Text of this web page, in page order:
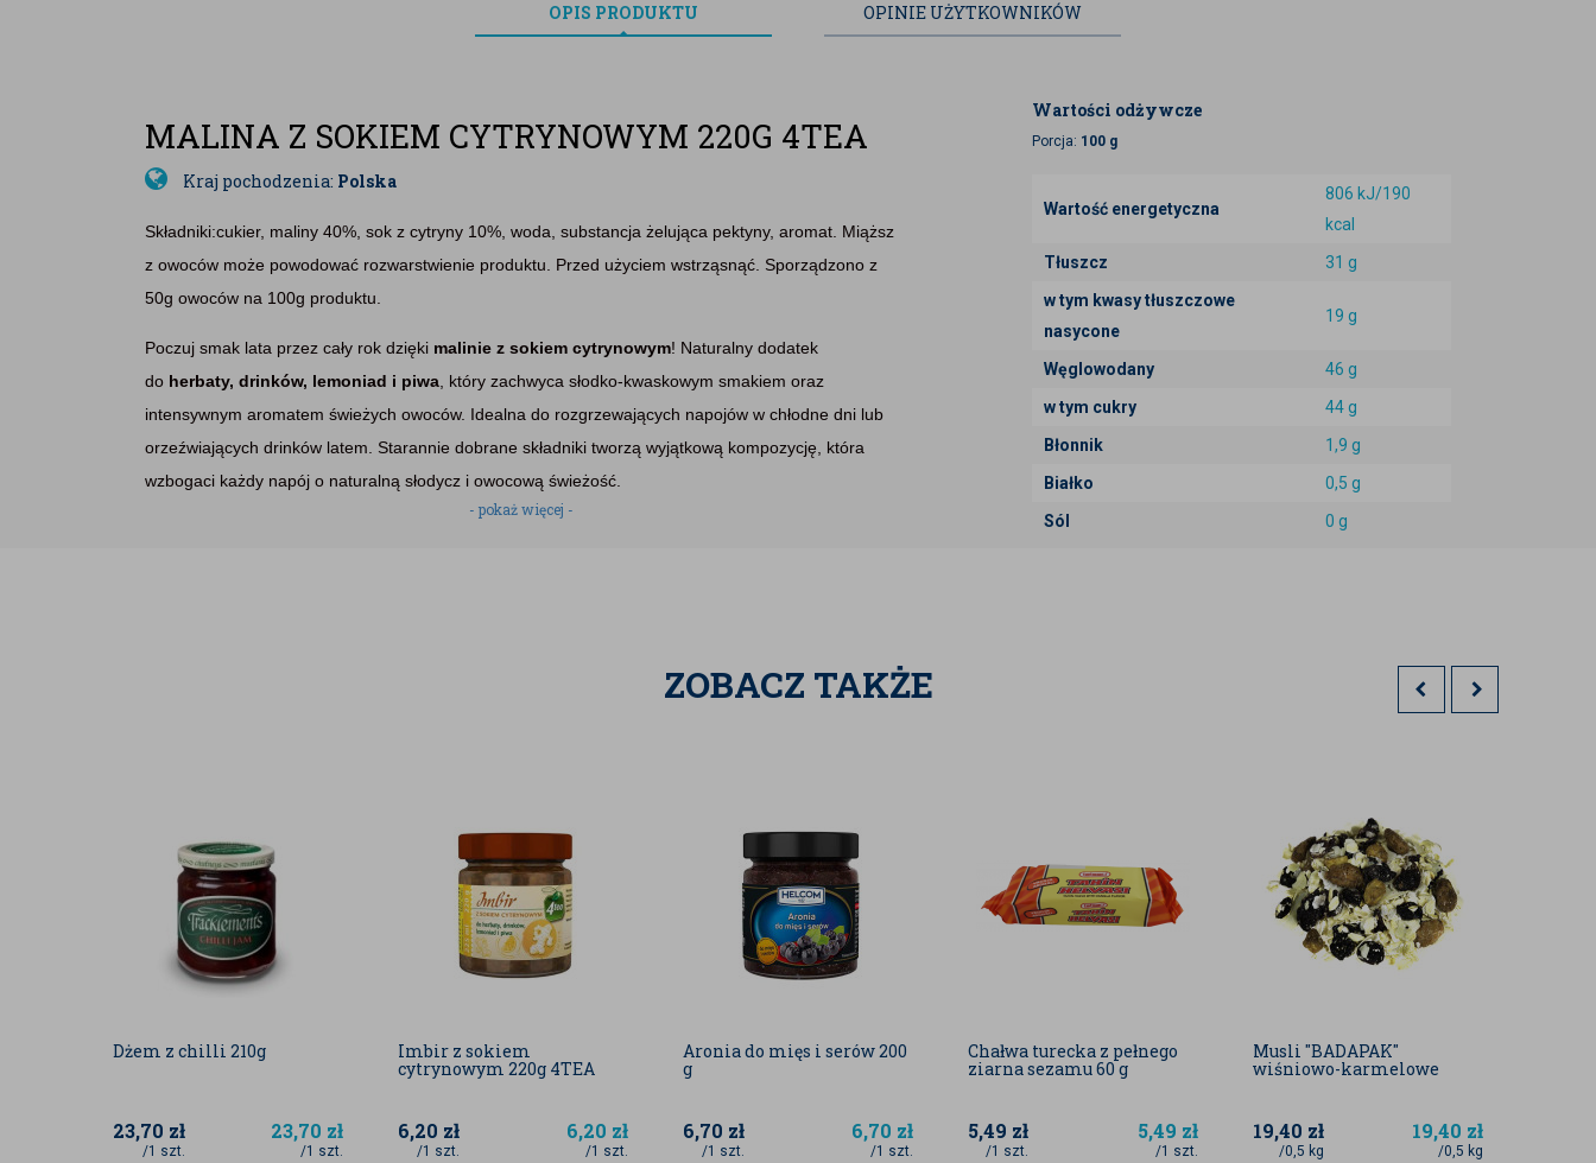
OPIS PRODUKTU OPINIE UŻYTKOWNIKÓW
MALINA Z SOKIEM CYTRYNOWYM 220G 4TEA
Kraj pochodzenia: Polska
Składniki:cukier, maliny 40%, sok z cytryny 10%, woda, substancja żelująca pektyny, aromat. Miąższ
z owoców może powodować rozwarstwienie produktu. Przed użyciem wstrząsnąć. Sporządzono z
50g owoców na 100g produktu.
Poczuj smak lata przez cały rok dzięki malinie z sokiem cytrynowym! Naturalny dodatek
do herbaty, drinków, lemoniad i piwa , który zachwyca słodko-kwaskowym smakiem oraz
intensywnym aromatem świeżych owoców. Idealna do rozgrzewających napojów w chłodne dni lub
orzeźwiających drinków latem. Starannie dobrane składniki tworzą wyjątkową kompozycję, która
wzbogaci każdy napój o naturalną słodycz i owocową świeżość.
- pokaż więcej -
Wartości odżywcze
Porcja: 100 g
Wartość energetyczna
806 kJ/190
kcal
Tłuszcz
31 g
w tym kwasy tłuszczowe
nasycone
19 g
Węglowodany
46 g
w tym cukry
44 g
Błonnik
1,9 g
Białko
0,5 g
Sól
0 g
ZOBACZ TAKŻE
Dżem z chilli 210g
23,70 zł
/1 szt.
23,70 zł
/1 szt.
Imbir z sokiem
cytrynowym 220g 4TEA
6,20 zł
/1 szt.
6,20 zł
/1 szt.
Aronia do mięs i serów 200
g
6,70 zł
/1 szt.
6,70 zł
/1 szt.
Chałwa turecka z pełnego
ziarna sezamu 60 g
5,49 zł
/1 szt.
5,49 zł
/1 szt.
Musli "BADAPAK"
wiśniowo-karmelowe
19,40 zł
/0,5 kg
19,40 zł
/0,5 kg